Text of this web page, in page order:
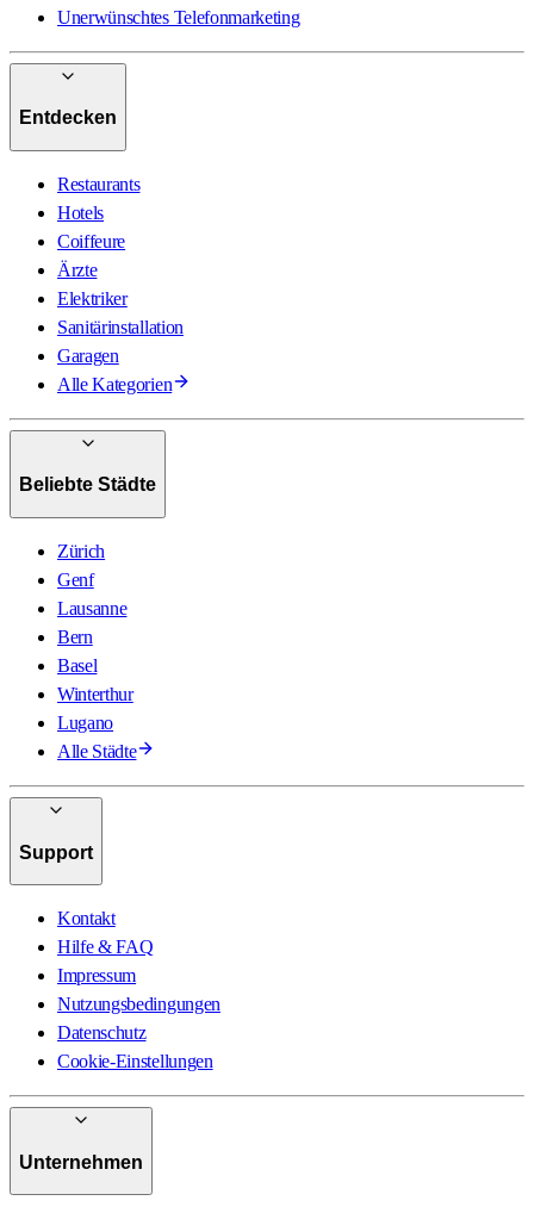
Unerwünschtes Telefonmarketing
Entdecken
Restaurants
Hotels
Coiffeure
Ärzte
Elektriker
Sanitärinstallation
Garagen
Alle Kategorien
Beliebte Städte
Zürich
Genf
Lausanne
Bern
Basel
Winterthur
Lugano
Alle Städte
Support
Kontakt
Hilfe & FAQ
Impressum
Nutzungsbedingungen
Datenschutz
Cookie-Einstellungen
Unternehmen